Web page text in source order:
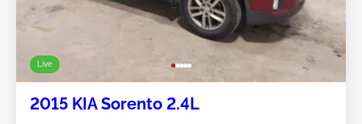
Live
2015 KIA Sorento 2.4L